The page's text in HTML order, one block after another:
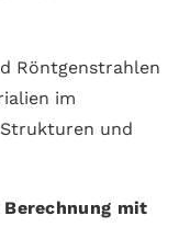
Röntgenstrahlen
im
und
mit